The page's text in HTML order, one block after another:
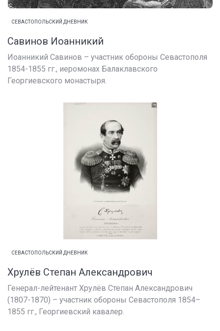
СЕВАСТОПОЛЬСКИЙ ДНЕВНИК
Савинов Иоанникий
Иоанникий Савинов – участник обороны Севастополя
1854-1855 гг., иеромонах Балаклавского
Георгиевского монастыря.
СЕВАСТОПОЛЬСКИЙ ДНЕВНИК
Хрулёв Степан Александрович
Генерал-лейтенант Хрулёв Степан Александрович
(1807-1870) – участник обороны Севастополя 1854–
1855 гг., Георгиевский кавалер.